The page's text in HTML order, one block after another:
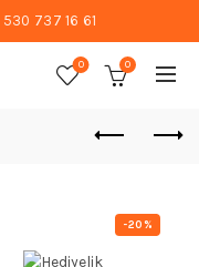
737 16 61
0 0
-20%